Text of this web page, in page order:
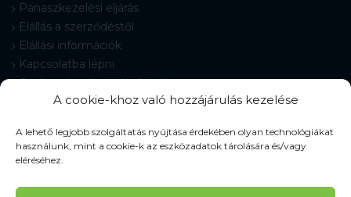
A cookie-khoz való hozzájárulás kezelése
A lehető legjobb szolgáltatás nyújtása érdekében olyan technológiákat
használunk, mint a cookie-k az eszközadatok tárolására és/vagy
eléréséhez.
Panaszkezelési eljárás
Elállás a szerződéstől
Elállási információk
Kapcsolatba lépni
Gyakran Ismételt Kérdések
Cookie-beállítások